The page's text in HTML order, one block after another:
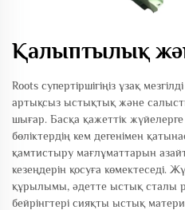
Қалыптылық
Roots супертіршігіңіз ұзақ
артықсыз ыстықтық және
шығар. Басқа қажеттік
бөліктердің кем дегенімен
қамтистыру мағлұматтарын
кезеңдерін қосуға көмектеседі.
құрылымы, әдетте ыстық сталы
бейрінгтері сияқты ыстық